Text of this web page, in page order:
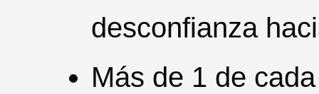
desconfianza
Más de 1 de